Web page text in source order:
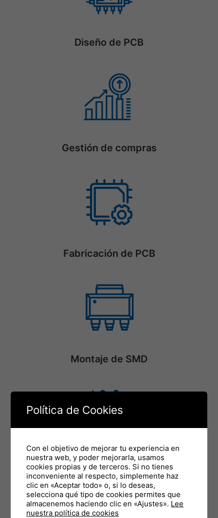
Diseño de PCB
Gestión de compras
Fabricación de PCB
Montaje de SMD
Proceso de ensamblaje
Política de Cookies
Con el objetivo de mejorar tu experiencia en
nuestra web, y poder mejorarla, usamos
cookies propias y de terceros. Si no tienes
inconveniente al respecto, simplemente haz
clic en «Aceptar todo» o, si lo deseas,
selecciona qué tipo de cookies permites que
almacenemos haciendo clic en «Ajustes». Lee
nuestra política de cookies